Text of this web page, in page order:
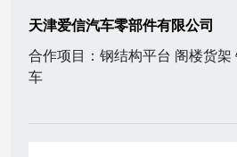
天津爱信汽车零部件有限公司
合作项目：钢结构平台 阁楼货架
车